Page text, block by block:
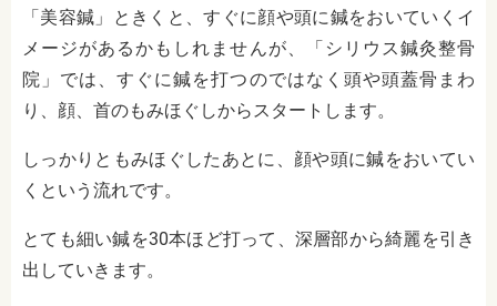
「美容鍼」ときくと、すぐに顔や頭に鍼をおいていくイ
メージがあるかもしれませんが、「シリウス鍼灸整骨
院」では、すぐに鍼を打つのではなく頭や頭蓋骨まわ
り、顔、首のもみほぐしからスタートします。
しっかりともみほぐしたあとに、顔や頭に鍼をおいてい
くという流れです。
とても細い鍼を30本ほど打って、深層部から綺麗を引き
出していきます。